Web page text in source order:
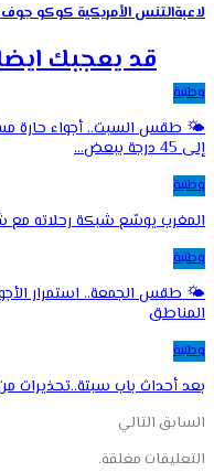
لاعبةالتنس الأمريكية كوكو جوف
قد يعجبك
وطنية
🌤️ طقس السبت.. أجواء حارة
إلى 45 درجة ببعض…
وطنية
المغرب يوسّع شبكة رحلاته مع
وطنية
🌤️ طقس الجمعة.. استمرار
المناطق
وطنية
بعد أحداث باب سبتة..تحذيرات
السابق التالي
التعليقات مغلقة.